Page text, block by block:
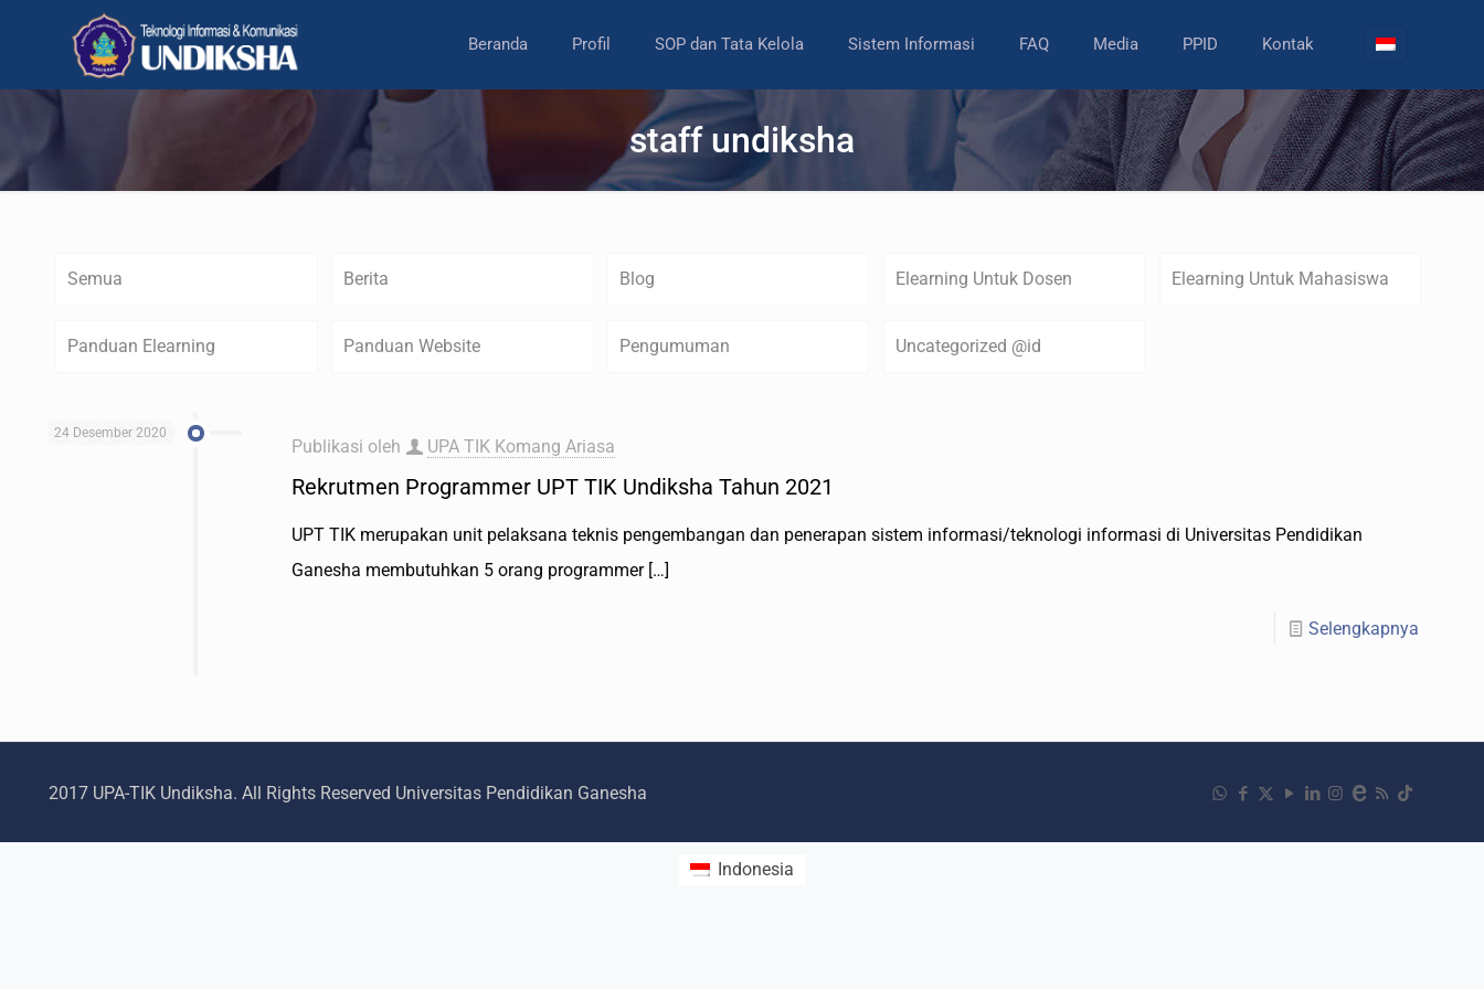
Beranda Profil SOP dan Tata Kelola Sistem Informasi FAQ Media PPID Kontak
staff undiksha
Semua Berita Blog Elearning Untuk Dosen Elearning Untuk Mahasiswa
Panduan Elearning Panduan Website Pengumuman Uncategorized @id
24 Desember 2020
Publikasi oleh UPA TIK Komang Ariasa
Rekrutmen Programmer UPT TIK Undiksha Tahun 2021
UPT TIK merupakan unit pelaksana teknis pengembangan dan penerapan sistem informasi/teknologi informasi di Universitas Pendidikan
Ganesha membutuhkan 5 orang programmer[…]
Selengkapnya
2017 UPA-TIK Undiksha. All Rights Reserved Universitas Pendidikan Ganesha
Indonesia